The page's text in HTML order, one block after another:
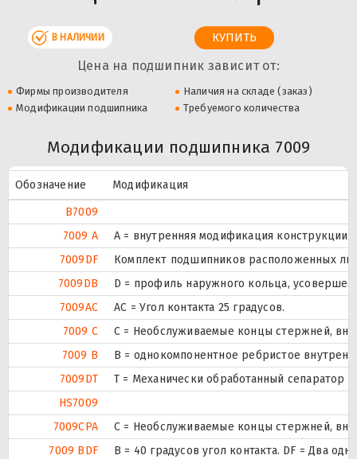
В НАЛИЧИИ
Цена на подшипник зависит от:
Фирмы производителя
Наличия на складе (заказ)
Модификации подшипника
Требуемого количества
Модификации подшипника 7009
Обозначение
Модификация
B7009
7009 A
A = внутренняя модификация конструкции.
7009DF
Комплект подшипников расположенных
7009DB
D = профиль наружного кольца,
7009AC
AC = Угол контакта 25 градусов.
7009 C
С = Необслуживаемые концы стержней,
7009 B
B = однокомпонентное ребристое
7009DT
T = Механически обработанный сепаратор
HS7009
7009CPA
С = Необслуживаемые концы стержней,
7009 BDF
B = 40 градусов угол контакта. DF = Два